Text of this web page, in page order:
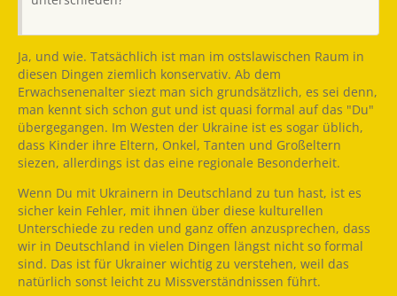
Ja, und wie. Tatsächlich ist man im ostslawischen Raum in
diesen Dingen ziemlich konservativ. Ab dem
Erwachsenenalter siezt man sich grundsätzlich, es sei denn,
man kennt sich schon gut und ist quasi formal auf das "Du"
übergegangen. Im Westen der Ukraine ist es sogar üblich,
dass Kinder ihre Eltern, Onkel, Tanten und Großeltern
siezen, allerdings ist das eine regionale Besonderheit.
Wenn Du mit Ukrainern in Deutschland zu tun hast, ist es
sicher kein Fehler, mit ihnen über diese kulturellen
Unterschiede zu reden und ganz offen anzusprechen, dass
wir in Deutschland in vielen Dingen längst nicht so formal
sind. Das ist für Ukrainer wichtig zu verstehen, weil das
natürlich sonst leicht zu Missverständnissen führt.